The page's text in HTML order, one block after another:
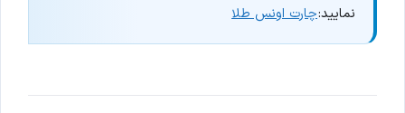
نمایید:چارت اونس طلا